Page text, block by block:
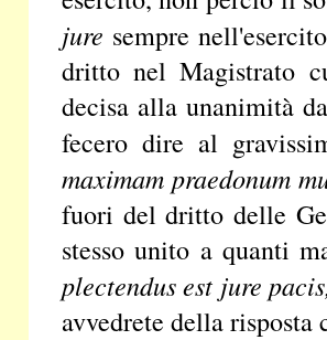
jure sempre
dritto nel Magistrato
decisa alla unanimità
fecero dire al
maximam praedonum
fuori del dritto delle
stesso unito a quanti
plectendus est jure
avvedrete della